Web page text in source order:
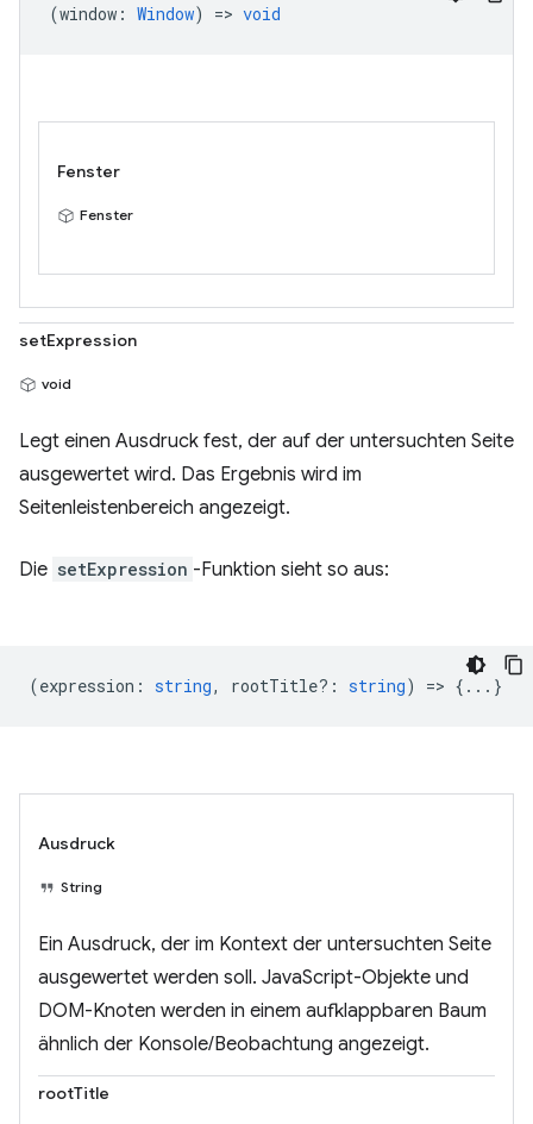
(window : Window) => void
Fenster
Fenster
setExpression
void
Legt einen Ausdruck fest, der auf der untersuchten Seite
ausgewertet wird. Das Ergebnis wird im
Seitenleistenbereich angezeigt.
Die setExpression -Funktion sieht so aus:
(expression : string, rootTitle? : string) => {...}
Ausdruck
String
Ein Ausdruck, der im Kontext der untersuchten Seite
ausgewertet werden soll. JavaScript-Objekte und
DOM-Knoten werden in einem aufklappbaren Baum
ähnlich der Konsole/Beobachtung angezeigt.
rootTitle